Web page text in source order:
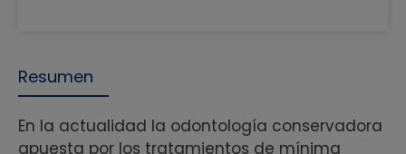
Resumen
En la actualidad la odontología conservadora
apuesta por los tratamientos de mínima